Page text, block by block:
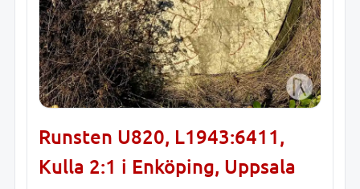
Runsten U820, L1943:6411,
Kulla 2:1 i Enköping, Uppsala